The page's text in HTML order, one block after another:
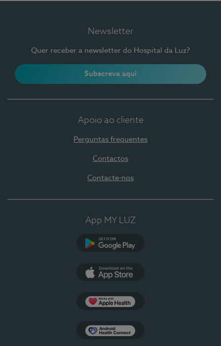
Newsletter
Quer receber a newsletter do Hospital da Luz?
Subscreva aqui
Apoio ao cliente
Perguntas frequentes
Contactos
Contacte-nos
App MY LUZ